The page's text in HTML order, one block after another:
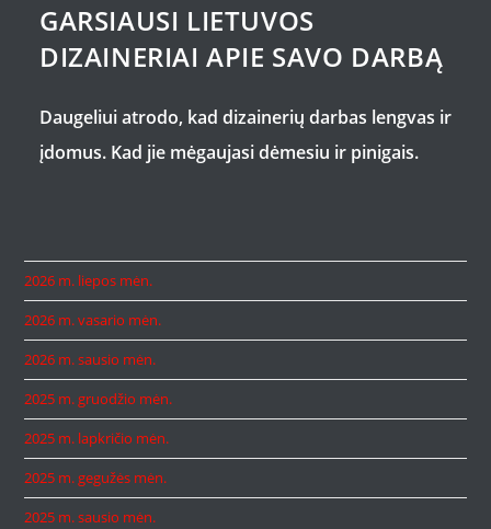
GARSIAUSI LIETUVOS
DIZAINERIAI APIE SAVO DARBĄ
Daugeliui atrodo, kad dizainerių darbas lengvas ir
įdomus. Kad jie mėgaujasi dėmesiu ir pinigais.
2026 m. liepos mėn.
2026 m. vasario mėn.
2026 m. sausio mėn.
2025 m. gruodžio mėn.
2025 m. lapkričio mėn.
2025 m. gegužės mėn.
2025 m. sausio mėn.